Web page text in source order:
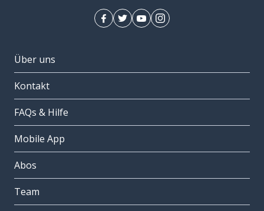
Über uns
Kontakt
FAQs & Hilfe
Mobile App
Abos
Team